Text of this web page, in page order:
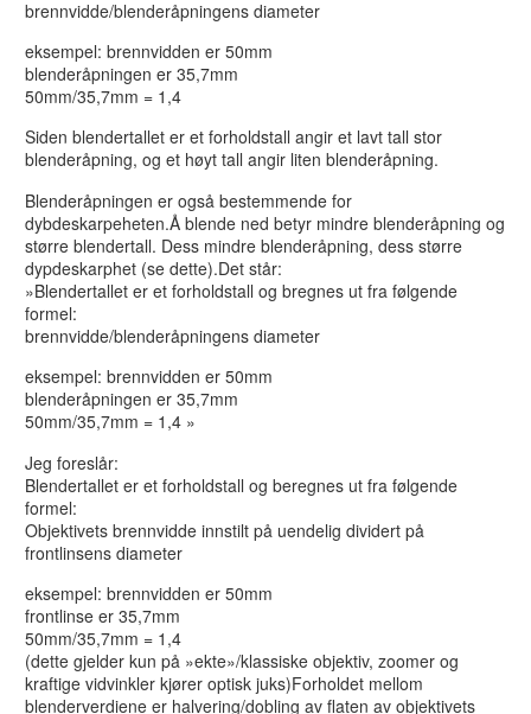
brennvidde/blenderåpningens diameter
eksempel: brennvidden er 50mm
blenderåpningen er 35,7mm
50mm/35,7mm = 1,4
Siden blendertallet er et forholdstall angir et lavt tall stor
blenderåpning, og et høyt tall angir liten blenderåpning.
Blenderåpningen er også bestemmende for
dybdeskarpeheten.Å blende ned betyr mindre blenderåpning og
større blendertall. Dess mindre blenderåpning, dess større
dypdeskarphet (se dette).Det står:
»Blendertallet er et forholdstall og bregnes ut fra følgende
formel:
brennvidde/blenderåpningens diameter
eksempel: brennvidden er 50mm
blenderåpningen er 35,7mm
50mm/35,7mm = 1,4 »
Jeg foreslår:
Blendertallet er et forholdstall og beregnes ut fra følgende
formel:
Objektivets brennvidde innstilt på uendelig dividert på
frontlinsens diameter
eksempel: brennvidden er 50mm
frontlinse er 35,7mm
50mm/35,7mm = 1,4
(dette gjelder kun på »ekte»/klassiske objektiv, zoomer og
kraftige vidvinkler kjører optisk juks)Forholdet mellom
blenderverdiene er halvering/dobling av flaten av objektivets